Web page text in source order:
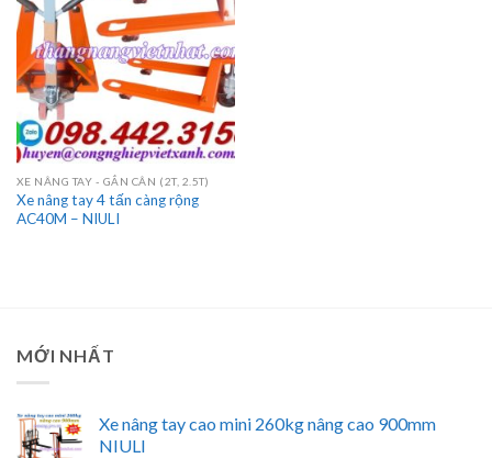
XE NÂNG TAY - GẮN CÂN (2T, 2.5T)
Xe nâng tay 4 tấn càng rộng
AC40M – NIULI
MỚI NHẤT
Xe nâng tay cao mini 260kg nâng cao 900mm
NIULI